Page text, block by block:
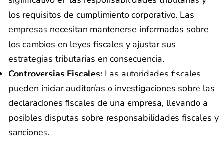
los requisitos de cumplimiento corporativo. Las
empresas necesitan mantenerse informadas sobre
los cambios en leyes fiscales y ajustar sus
estrategias tributarias en consecuencia.
Controversias Fiscales: Las autoridades fiscales
pueden iniciar auditorías o investigaciones sobre las
declaraciones fiscales de una empresa, llevando a
posibles disputas sobre responsabilidades fiscales y
sanciones.